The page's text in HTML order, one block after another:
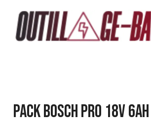
contenu
Pack Bosch Pro 18V